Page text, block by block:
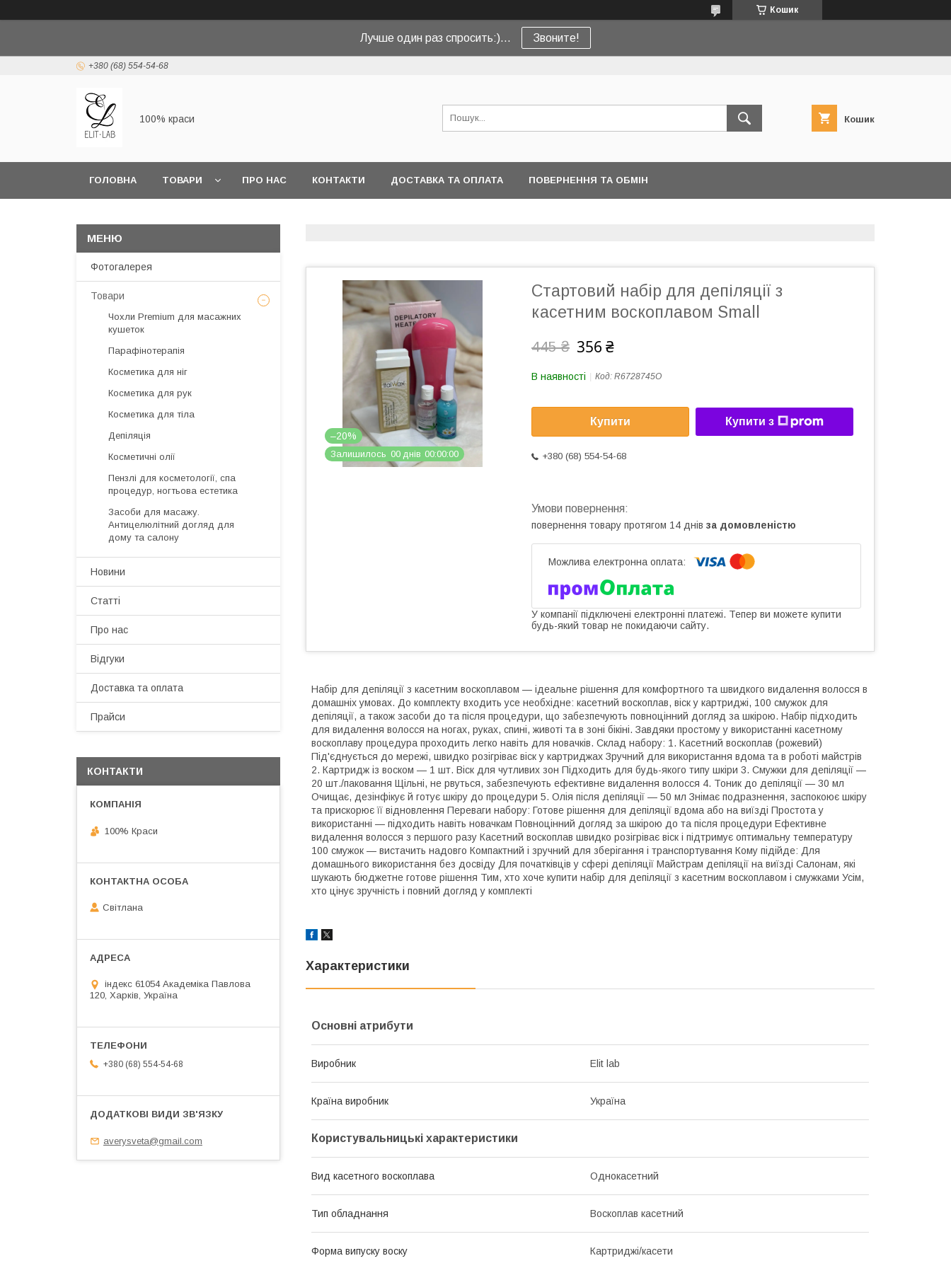
Кошик
Лучше один раз спросить:)... Звоните!
+380 (68) 554-54-68
100% краси Кошик
ГОЛОВНА ТОВАРИ ПРО НАС КОНТАКТИ ДОСТАВКА ТА ОПЛАТА ПОВЕРНЕННЯ ТА ОБМІН
–20%
Залишилось 00 днів 00 00 00
Стартовий набір для депіляції з
касетним воскоплавом Small
445 ₴ 356 ₴
В наявності Код: R6728745O
Купити Купити з
+380 (68) 554-54-68
повернення товару протягом 14 днів за домовленістю
У компанії підключені електронні платежі. Тепер ви можете купити
будь-який товар не покидаючи сайту.
Набір для депіляції з касетним воскоплавом — ідеальне рішення для комфортного та швидкого видалення волосся в
домашніх умовах. До комплекту входить усе необхідне: касетний воскоплав, віск у картриджі, 100 смужок для
депіляції, а також засоби до та після процедури, що забезпечують повноцінний догляд за шкірою. Набір підходить
для видалення волосся на ногах, руках, спині, животі та в зоні бікіні. Завдяки простому у використанні касетному
воскоплаву процедура проходить легко навіть для новачків. Склад набору: 1. Касетний воскоплав (рожевий)
Під'єднується до мережі, швидко розігріває віск у картриджах Зручний для використання вдома та в роботі майстрів
2. Картридж із воском — 1 шт. Віск для чутливих зон Підходить для будь-якого типу шкіри 3. Смужки для депіляції —
20 шт./паковання Щільні, не рвуться, забезпечують ефективне видалення волосся 4. Тоник до депіляції — 30 мл
Очищає, дезінфікує й готує шкіру до процедури 5. Олія після депіляції — 50 мл Знімає подразнення, заспокоює шкіру
та прискорює її відновлення Переваги набору: Готове рішення для депіляції вдома або на виїзді Простота у
використанні — підходить навіть новачкам Повноцінний догляд за шкірою до та після процедури Ефективне
видалення волосся з першого разу Касетний воскоплав швидко розігріває віск і підтримує оптимальну температуру
100 смужок — вистачить надовго Компактний і зручний для зберігання і транспортування Кому підійде: Для
домашнього використання без досвіду Для початківців у сфері депіляції Майстрам депіляції на виїзді Салонам, які
шукають бюджетне готове рішення Тим, хто хоче купити набір для депіляції з касетним воскоплавом і смужками Усім,
хто цінує зручність і повний догляд у комплекті
Характеристики
Основні атрибути
Виробник Elit lab
Країна виробник Україна
Користувальницькі характеристики
Вид касетного воскоплава Однокасетний
Тип обладнання Воскоплав касетний
Форма випуску воску Картриджі/касети
Фотогалерея
Товари
Чохли Premium для масажних
кушеток
Парафінотерапія
Косметика для ніг
Косметика для рук
Косметика для тіла
Депіляція
Косметичні олії
Пензлі для косметології, спа
процедур, ногтьова естетика
Засоби для масажу.
Антицелюлітний догляд для
дому та салону
Новини
Статті
Про нас
Відгуки
Доставка та оплата
Прайси
КОНТАКТИ
100% Краси
Світлана
індекс 61054 Академіка Павлова
120, Харків, Україна
+380 (68) 554-54-68
averysveta@gmail.com